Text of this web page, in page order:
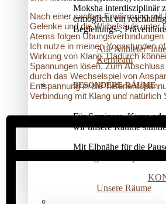
Moksha interdisziplinär
ermöglicht ein
Begleitungs-,
Alle
Kernteam
BESONDERE RÄUME
Für Seminare, Kurse
wir unsere Räume
Mit Elbnähe für die
Unsere Räume
Nach einer sanften Erwärmung mit
Gelenke und die Wirbelsäule unter
Atems folgen Übungsverbindungen
Ich nutze in meinen Yogastunden
Wirkung von Klang. Dadurch
Spannungen lösen. Zum
durch das Wechselspiel von
Entspannung in die
Verbindung mit Klang und natürlich